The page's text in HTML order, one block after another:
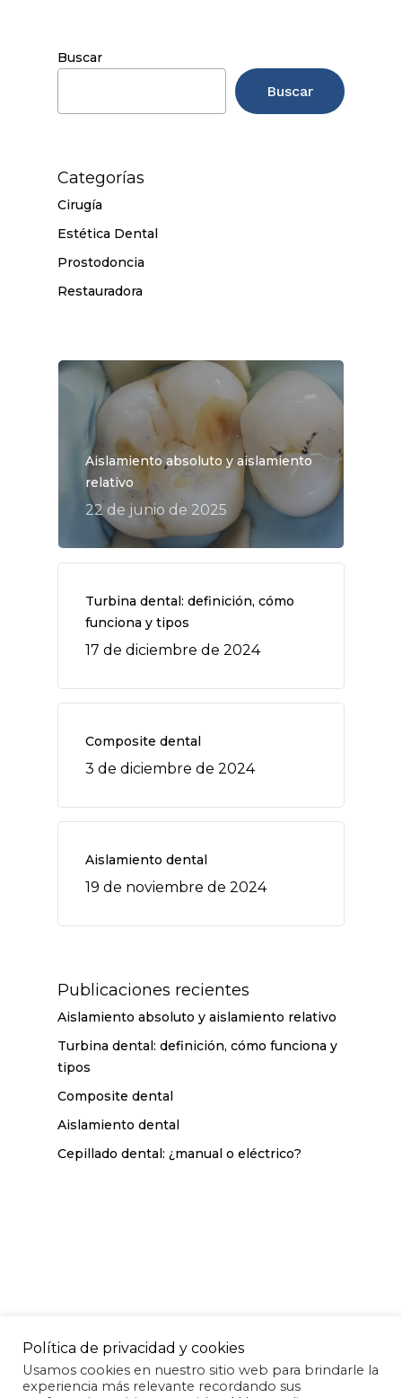
Buscar
Buscar
Categorías
Cirugía
Estética Dental
Prostodoncia
Restauradora
Aislamiento absoluto y aislamiento
relativo
22 de junio de 2025
Turbina dental: definición, cómo
funciona y tipos
17 de diciembre de 2024
Composite dental
3 de diciembre de 2024
Aislamiento dental
19 de noviembre de 2024
Publicaciones recientes
Aislamiento absoluto y aislamiento relativo
Turbina dental: definición, cómo funciona y
tipos
Composite dental
Aislamiento dental
Cepillado dental: ¿manual o eléctrico?
Política de privacidad y cookies
Usamos cookies en nuestro sitio web para brindarle la
experiencia más relevante recordando sus